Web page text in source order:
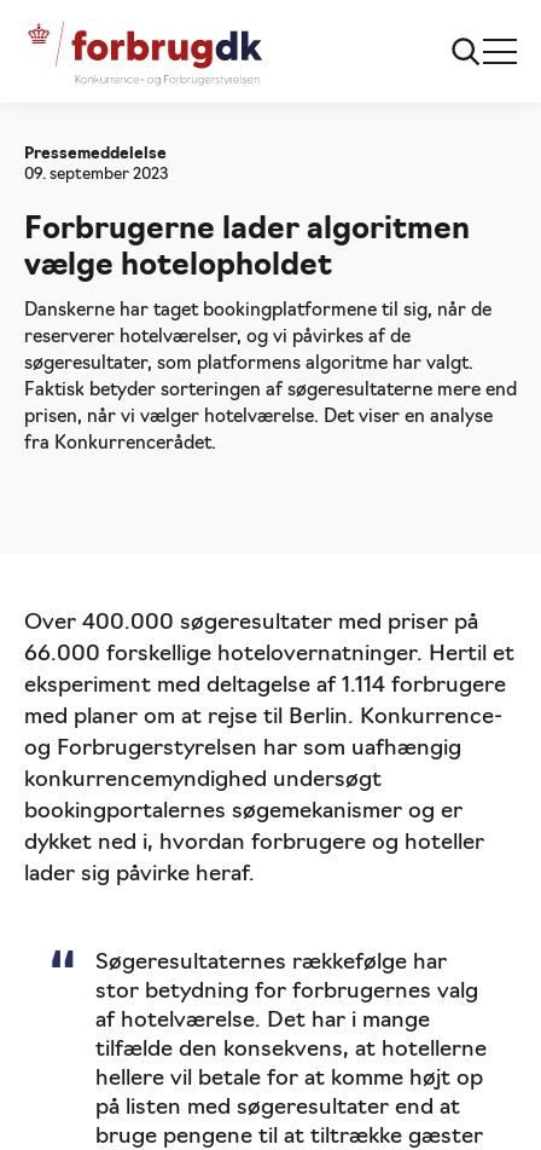
Forside
Forbrugerne lader algoritmen vælge
hotelopholdet
Pressemeddelelse
09. september 2023
Forbrugerne lader algoritmen
vælge hotelopholdet
Danskerne har taget bookingplatformene til sig, når de
reserverer hotelværelser, og vi påvirkes af de
søgeresultater, som platformens algoritme har valgt.
Faktisk betyder sorteringen af søgeresultaterne mere end
prisen, når vi vælger hotelværelse. Det viser en analyse
fra Konkurrencerådet.
Over 400.000 søgeresultater med priser på
66.000 forskellige hotelovernatninger. Hertil et
eksperiment med deltagelse af 1.114 forbrugere
med planer om at rejse til Berlin. Konkurrence-
og Forbrugerstyrelsen har som uafhængig
konkurrencemyndighed undersøgt
bookingportalernes søgemekanismer og er
dykket ned i, hvordan forbrugere og hoteller
lader sig påvirke heraf.
Søgeresultaternes rækkefølge har
stor betydning for forbrugernes valg
af hotelværelse. Det har i mange
tilfælde den konsekvens, at hotellerne
hellere vil betale for at komme højt op
på listen med søgeresultater end at
bruge pengene til at tiltrække gæster